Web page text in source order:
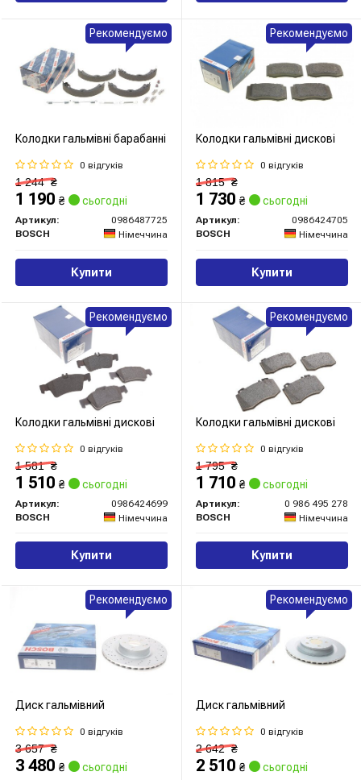
Колодки гальмівні барабанні
0 відгуків
1 244₴
1 190 ₴ сьогодні
Артикул:
0986487725
BOSCH
Німеччина
Купити
Рекомендуємо
Колодки гальмівні дискові
0 відгуків
1 815₴
1 730 ₴ сьогодні
Артикул:
0986424705
BOSCH
Німеччина
Купити
Рекомендуємо
Колодки гальмівні дискові
0 відгуків
1 581₴
1 510 ₴ сьогодні
Артикул:
0986424699
BOSCH
Німеччина
Купити
Рекомендуємо
Колодки гальмівні дискові
0 відгуків
1 795₴
1 710 ₴ сьогодні
Артикул:
0 986 495 278
BOSCH
Німеччина
Купити
Рекомендуємо
Диск гальмівний
0 відгуків
3 657₴
3 480 ₴ сьогодні
Рекомендуємо
Диск гальмівний
0 відгуків
2 642₴
2 510 ₴ сьогодні
Рекомендуємо